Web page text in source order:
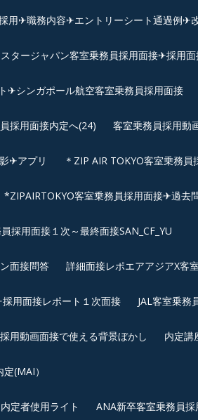
用✈職務内容✈エントリーシート通過例✈
タージャパン客室乗務員採用面接✈採用
✈シンガポール航空客室乗務員採用面接
採用面接内定へ(24) 客室乗務員採用動
✈︎アプリ ＊ZIP AIR TOKYO客室乗務
*ZIPAIRTOKYO客室乗務員採用面接✈過去
採用面接１次～最終面接SAN_CF_YU
面接問答 詳細面接レポエアアジアX客
用面接レポート１次面接 JAL客室乗務
用動画面接で使える背景ぼかし 内定講
(MAI）
定者使用ライト ANA新卒客室乗務員